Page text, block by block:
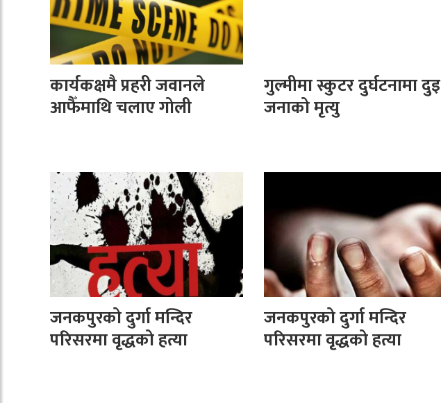
कार्यकक्षमै प्रहरी जवानले
आफैँमाथि चलाए गोली
गुल्मीमा स्कुटर दुर्घटनामा दुइ
जनाको मृत्यु
जनकपुरको दुर्गा मन्दिर
परिसरमा वृद्धको हत्या
जनकपुरको दुर्गा मन्दिर
परिसरमा वृद्धको हत्या